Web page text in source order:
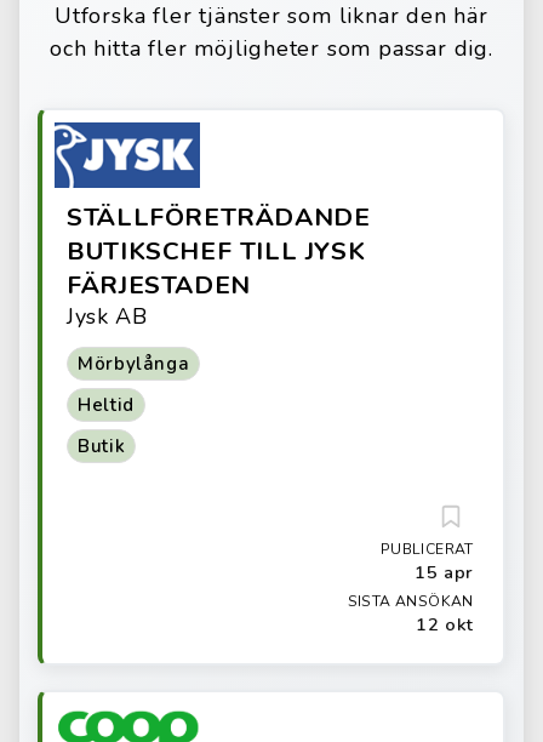
Utforska fler tjänster som liknar den här
och hitta fler möjligheter som passar dig.
STÄLLFÖRETRÄDANDE
BUTIKSCHEF TILL JYSK
FÄRJESTADEN
Jysk AB
Mörbylånga
Heltid
Butik
PUBLICERAT
15 apr
SISTA ANSÖKAN
12 okt